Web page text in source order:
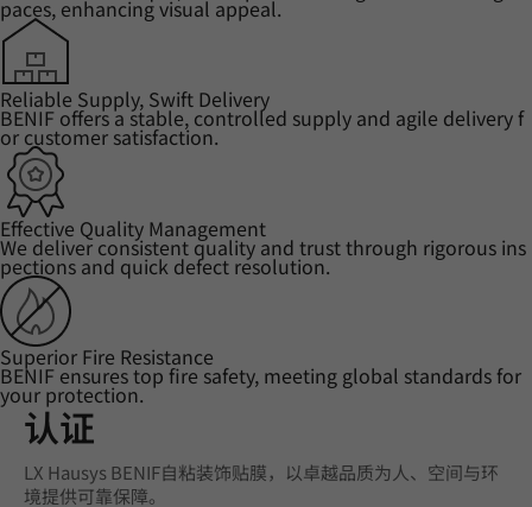
paces, enhancing visual appeal.
Reliable Supply, Swift Delivery
BENIF offers a stable, controlled supply and agile delivery f
or customer satisfaction.
Effective Quality Management
We deliver consistent quality and trust through rigorous ins
pections and quick defect resolution.
Superior Fire Resistance
BENIF ensures top fire safety, meeting global standards for
your protection.
认证
LX Hausys BENIF自粘装饰贴膜，以卓越品质为人、空间与环
境提供可靠保障。